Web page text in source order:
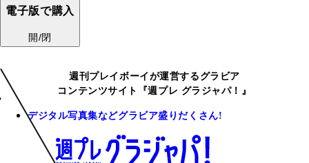
電子版で購入
開/閉
週刊プレイボーイが運営するグラビア
コンテンツサイト『週プレ グラジャパ！』
デジタル写真集などグラビア盛りだくさん!